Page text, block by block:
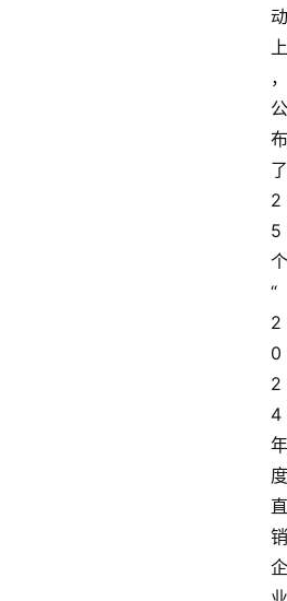
动
上
，
公
布
了
2
5
个
“
2
0
2
4
年
度
直
销
企